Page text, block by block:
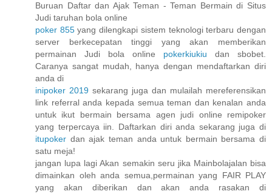
Buruan Daftar dan Ajak Teman - Teman Bermain di Situs
Judi taruhan bola online
poker 855yang dilengkapi sistem teknologi terbaru dengan
server berkecepatan tinggi yang akan memberikan
permainan Judi bola online pokerkiukiu dan sbobet.
Caranya sangat mudah, hanya dengan mendaftarkan diri
anda di
inipoker 2019 sekarang juga dan mulailah mereferensikan
link referral anda kepada semua teman dan kenalan anda
untuk ikut bermain bersama agen judi online remipoker
yang terpercaya iin. Daftarkan diri anda sekarang juga di
itupoker dan ajak teman anda untuk bermain bersama di
satu meja!
jangan lupa lagi Akan semakin seru jika Mainbolajalan bisa
dimainkan oleh anda semua,permainan yang FAIR PLAY
yang akan diberikan dan akan anda rasakan di